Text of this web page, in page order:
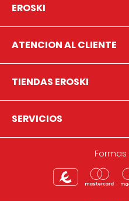
EROSKI
ATENCION AL CLIENTE
TIENDAS EROSKI
SERVICIOS